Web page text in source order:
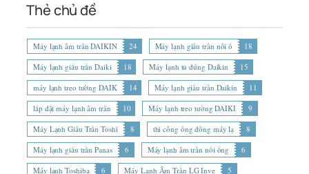
Thẻ chủ đề
Máy lạnh âm trần DAIKIN 24 Máy lạnh giấu trần nối ố
18
Máy lạnh giấu trần Daiki
18 Máy lạnh tủ đứng Daikin
15
máy lạnh treo tường DAIK
14 Máy lạnh giấu trần Daikin
11
lắp đặt máy lạnh âm trần
10 Máy lạnh treo tường DAIKI
9
Máy Lạnh Giấu Trần Toshi
8 thi công ống đồng máy lạ
8
Máy lạnh giấu trần Panas
6 Máy lạnh âm trần nối ống
6
Máy lạnh Toshiba
6 Máy Lạnh Âm Trần LG Inve
5